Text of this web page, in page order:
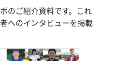
のご紹介資料です。これ
へのインタビューを掲載